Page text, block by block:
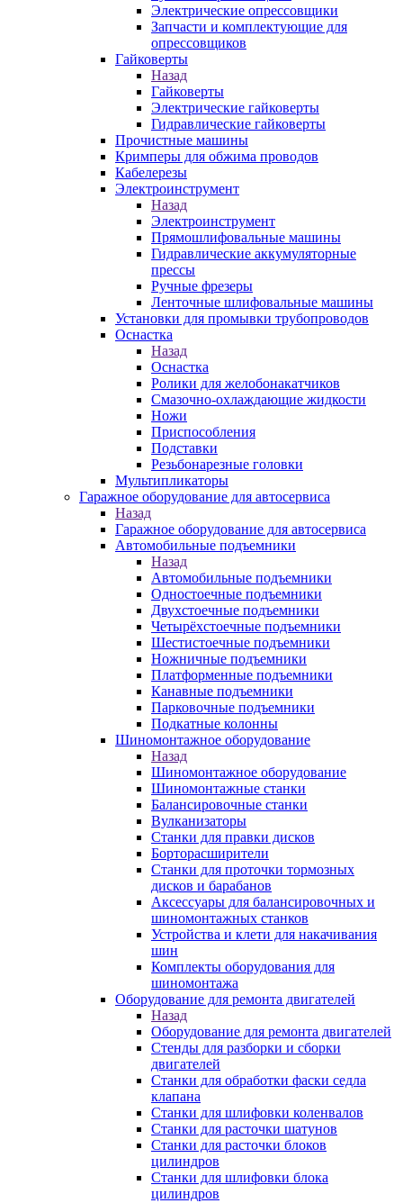
Электрические опрессовщики
Запчасти и комплектующие для
опрессовщиков
Гайковерты
Назад
Гайковерты
Электрические гайковерты
Гидравлические гайковерты
Прочистные машины
Кримперы для обжима проводов
Кабелерезы
Электроинструмент
Назад
Электроинструмент
Прямошлифовальные машины
Гидравлические аккумуляторные
прессы
Ручные фрезеры
Ленточные шлифовальные машины
Установки для промывки трубопроводов
Оснастка
Назад
Оснастка
Ролики для желобонакатчиков
Смазочно-охлаждающие жидкости
Ножи
Приспособления
Подставки
Резьбонарезные головки
Мультипликаторы
Гаражное оборудование для автосервиса
Назад
Гаражное оборудование для автосервиса
Автомобильные подъемники
Назад
Автомобильные подъемники
Одностоечные подъемники
Двухстоечные подъемники
Четырёхстоечные подъемники
Шестистоечные подъемники
Ножничные подъемники
Платформенные подъемники
Канавные подъемники
Парковочные подъемники
Подкатные колонны
Шиномонтажное оборудование
Назад
Шиномонтажное оборудование
Шиномонтажные станки
Балансировочные станки
Вулканизаторы
Станки для правки дисков
Борторасширители
Станки для проточки тормозных
дисков и барабанов
Аксессуары для балансировочных и
шиномонтажных станков
Устройства и клети для накачивания
шин
Комплекты оборудования для
шиномонтажа
Оборудование для ремонта двигателей
Назад
Оборудование для ремонта двигателей
Стенды для разборки и сборки
двигателей
Станки для обработки фаски седла
клапана
Станки для шлифовки коленвалов
Станки для расточки шатунов
Станки для расточки блоков
цилиндров
Станки для шлифовки блока
цилиндров